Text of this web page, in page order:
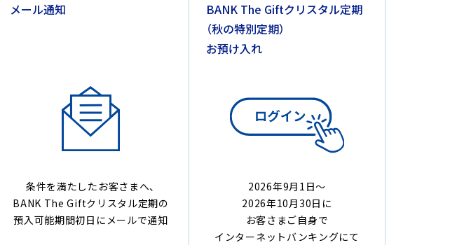
メール通知
条件を満たしたお客さまへ、
BANK The Giftクリスタル定期の
預入可能期間初日にメールで通知
BANK The Giftクリスタル定期
（秋の特別定期）
お預け入れ
2026年9月1日～
2026年10月30日に
お客さまご自身で
インターネットバンキングにて